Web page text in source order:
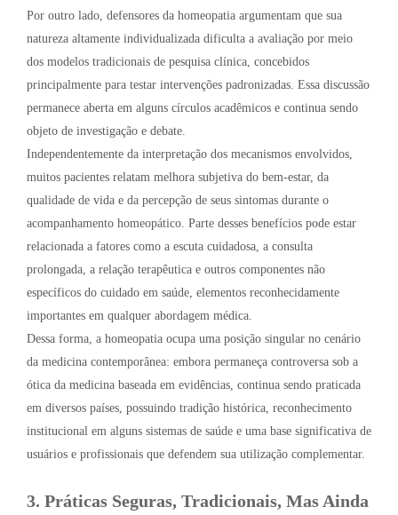
Por outro lado, defensores da homeopatia argumentam que sua
natureza altamente individualizada dificulta a avaliação por meio
dos modelos tradicionais de pesquisa clínica, concebidos
principalmente para testar intervenções padronizadas. Essa discussão
permanece aberta em alguns círculos acadêmicos e continua sendo
objeto de investigação e debate.
Independentemente da interpretação dos mecanismos envolvidos,
muitos pacientes relatam melhora subjetiva do bem-estar, da
qualidade de vida e da percepção de seus sintomas durante o
acompanhamento homeopático. Parte desses benefícios pode estar
relacionada a fatores como a escuta cuidadosa, a consulta
prolongada, a relação terapêutica e outros componentes não
específicos do cuidado em saúde, elementos reconhecidamente
importantes em qualquer abordagem médica.
Dessa forma, a homeopatia ocupa uma posição singular no cenário
da medicina contemporânea: embora permaneça controversa sob a
ótica da medicina baseada em evidências, continua sendo praticada
em diversos países, possuindo tradição histórica, reconhecimento
institucional em alguns sistemas de saúde e uma base significativa de
usuários e profissionais que defendem sua utilização complementar.
3. Práticas Seguras, Tradicionais, Mas Ainda